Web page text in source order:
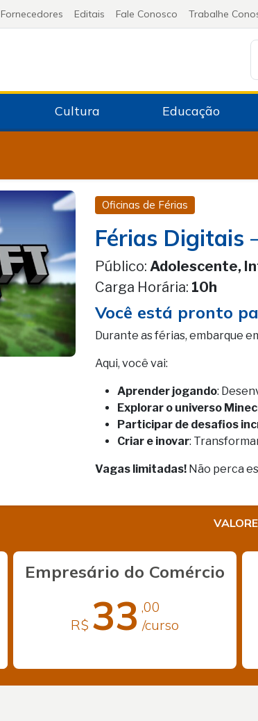
Fornecedores Editais Fale Conosco Trabalhe
Cultura Educação
Oficinas de Férias
Férias Digitais
Público: Adolescente,
Carga Horária: 10h
Você está pronto
Durante as férias, embarque
Aqui, você vai:
Aprender jogando:
Explorar o universo
Participar de desafios
Criar e inovar:
Vagas limitadas! Não perca
Empresário do Comércio
R$ 33 ,00
/curso